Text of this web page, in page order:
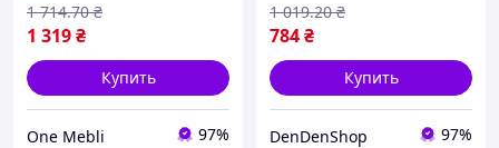
1 319₴
1 714.70 ₴
Купить
One Mebli 97%
784₴
1 019.20 ₴
Купить
DenDenShop 97%